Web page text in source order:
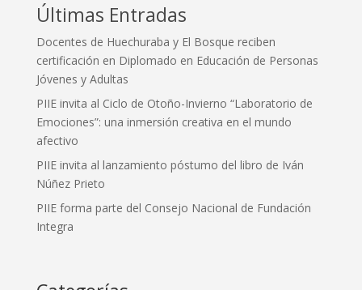
Últimas Entradas
Docentes de Huechuraba y El Bosque reciben
certificación en Diplomado en Educación de Personas
Jóvenes y Adultas
PIIE invita al Ciclo de Otoño-Invierno “Laboratorio de
Emociones”: una inmersión creativa en el mundo
afectivo
PIIE invita al lanzamiento póstumo del libro de Iván
Núñez Prieto
PIIE forma parte del Consejo Nacional de Fundación
Integra